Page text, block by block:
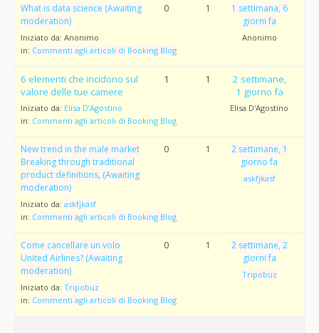
What is data science (Awaiting
moderation)
Iniziato da: Anonimo
in: Commenti agli articoli di Booking Blog
0 1
1 settimana, 6
giorni fa
Anonimo
6 elementi che incidono sul
valore delle tue camere
Iniziato da: Elisa D’Agostino
in: Commenti agli articoli di Booking Blog
1 1
2 settimane,
1 giorno fa
Elisa D'Agostino
New trend in the male market
Breaking through traditional
product definitions, (Awaiting
moderation)
Iniziato da: askfjkasf
in: Commenti agli articoli di Booking Blog
0 1
2 settimane, 1
giorno fa
askfjkasf
Come cancellare un volo
United Airlines? (Awaiting
moderation)
Iniziato da: Tripobuz
in: Commenti agli articoli di Booking Blog
0 1
2 settimane, 2
giorni fa
Tripobuz